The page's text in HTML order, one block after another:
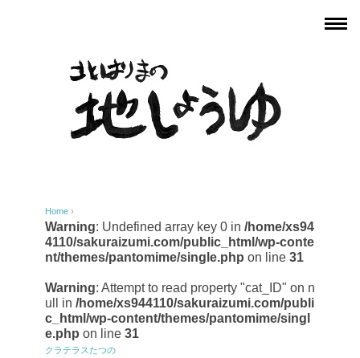
Home ›
Warning: Undefined array key 0 in /home/xs94
4110/sakuraizumi.com/public_html/wp-conte
nt/themes/pantomime/single.php on line 31
Warning: Attempt to read property "cat_ID" on n
ull in /home/xs944110/sakuraizumi.com/publi
c_html/wp-content/themes/pantomime/singl
e.php on line 31
クラテラスたつの